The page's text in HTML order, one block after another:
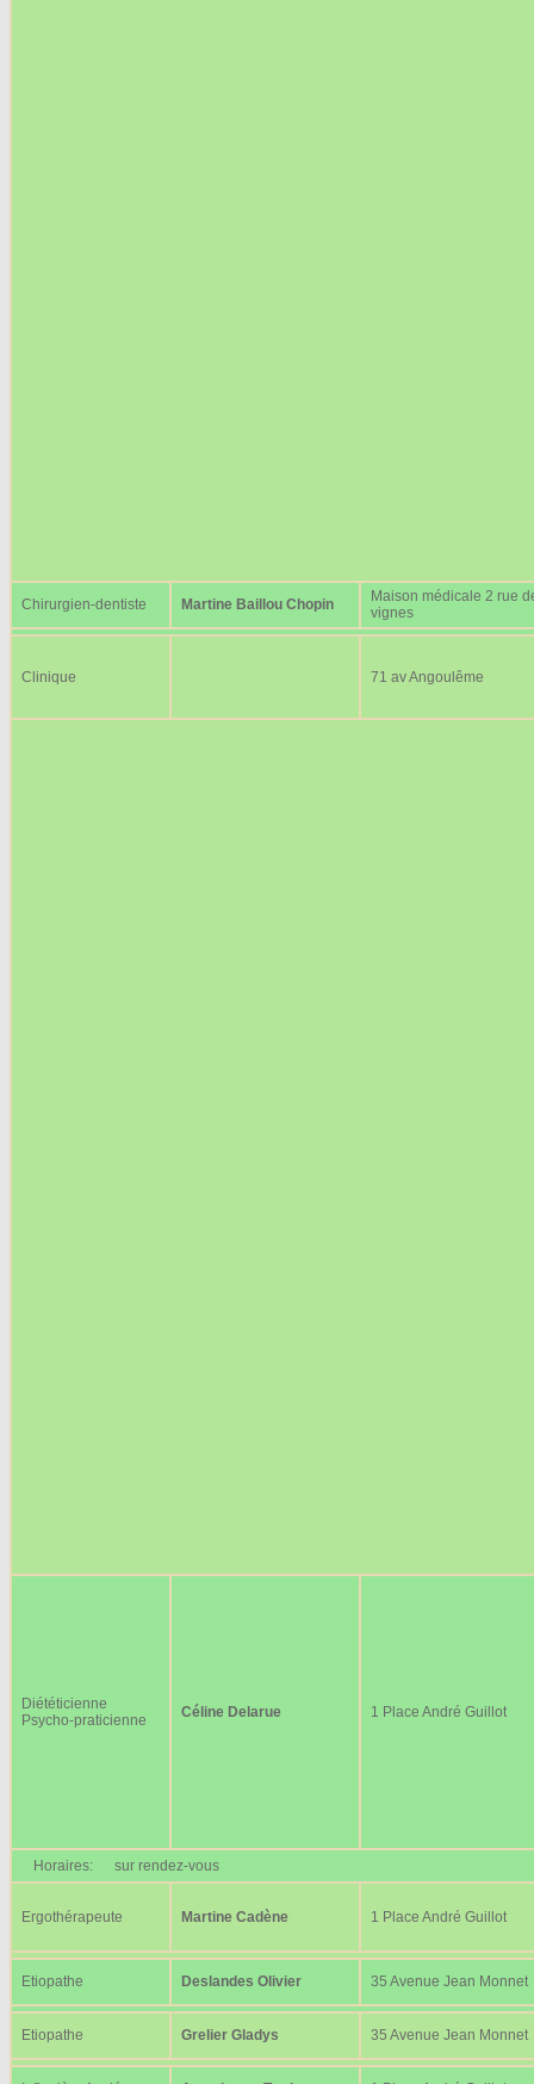
Chirurgien-dentiste Martine Baillou Chopin
Maison médicale 2 rue
vignes
Clinique 71 av Angoulême
Diététicienne
Psycho-praticienne
Céline Delarue 1 Place André Guillot
Horaires: sur rendez-vous
Ergothérapeute Martine Cadène 1 Place André Guillot
Etiopathe Deslandes Olivier 35 Avenue Jean Monnet
Etiopathe Grelier Gladys 35 Avenue Jean Monnet